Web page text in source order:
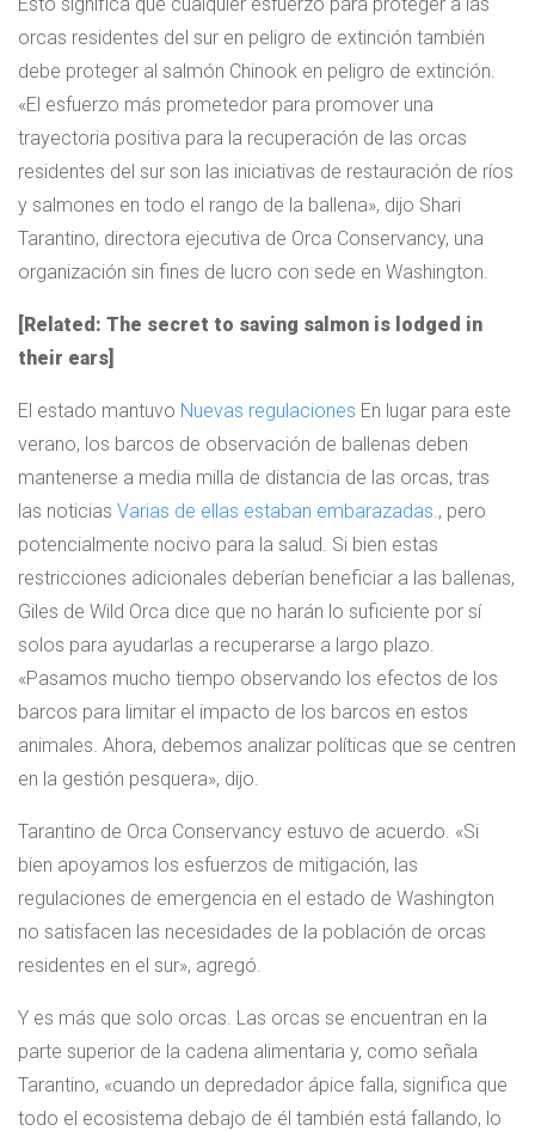
orcas residentes del sur en peligro de extinción también
debe proteger al salmón Chinook en peligro de extinción.
«El esfuerzo más prometedor para promover una
trayectoria positiva para la recuperación de las orcas
residentes del sur son las iniciativas de restauración de ríos
y salmones en todo el rango de la ballena», dijo Shari
Tarantino, directora ejecutiva de Orca Conservancy, una
organización sin fines de lucro con sede en Washington.
[Related: The secret to saving salmon is lodged in
their ears]
El estado mantuvo Nuevas regulaciones En lugar para este
verano, los barcos de observación de ballenas deben
mantenerse a media milla de distancia de las orcas, tras
las noticias Varias de ellas estaban embarazadas., pero
potencialmente nocivo para la salud. Si bien estas
restricciones adicionales deberían beneficiar a las ballenas,
Giles de Wild Orca dice que no harán lo suficiente por sí
solos para ayudarlas a recuperarse a largo plazo.
«Pasamos mucho tiempo observando los efectos de los
barcos para limitar el impacto de los barcos en estos
animales. Ahora, debemos analizar políticas que se centren
en la gestión pesquera», dijo.
Tarantino de Orca Conservancy estuvo de acuerdo. «Si
bien apoyamos los esfuerzos de mitigación, las
regulaciones de emergencia en el estado de Washington
no satisfacen las necesidades de la población de orcas
residentes en el sur», agregó.
Y es más que solo orcas. Las orcas se encuentran en la
parte superior de la cadena alimentaria y, como señala
Tarantino, «cuando un depredador ápice falla, significa que
todo el ecosistema debajo de él también está fallando, lo